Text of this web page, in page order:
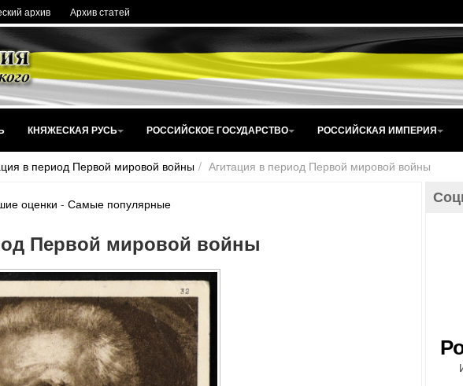
архив Архив статей
КНЯЖЕСКАЯ РУСЬ РОССИЙСКОЕ ГОСУДАРСТВО РОССИЙСКАЯ ИМПЕРИЯ
в период Первой мировой войны Агитация в период Первой мировой войны
оценки -Самые популярные
Первой мировой войны